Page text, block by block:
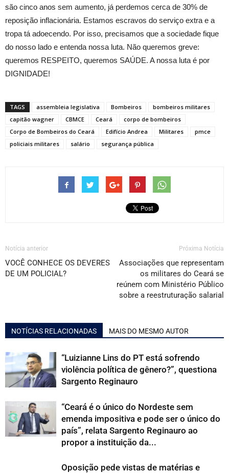
são cinco anos sem aumento, já perdemos cerca de 30% de
reposição inflacionária. Estamos escravos do serviço extra e a
tropa tá adoecendo. Por isso, precisamos que a sociedade fique
do nosso lado e entenda nossa luta. Não queremos greve:
queremos RESPEITO, queremos SAÚDE. A nossa luta é por
DIGNIDADE!
TAGS assembleia legislativa Bombeiros
bombeiros militares
capitão wagner
CBMCE Ceará
corpo de bombeiros
Corpo de Bombeiros do Ceará
Edifício Andrea Militares
pmce
policiais militares
salário segurança pública
Notícia anterior
VOCÊ CONHECE OS DEVERES
DE UM POLICIAL?
Próxima Notícia
Associações que representam
os militares do Ceará se
reúnem com Ministério Público
sobre a reestruturação salarial
NOTÍCIAS RELACIONADAS MAIS DO MESMO AUTOR
“Luizianne Lins do PT está sofrendo
violência política de gênero?”, questiona
Sargento Reginauro
“Ceará é o único do Nordeste sem
emenda impositiva e pode ser o único do
país”, relata Sargento Reginauro ao
propor a instituição da...
Oposição pede vistas de matérias e